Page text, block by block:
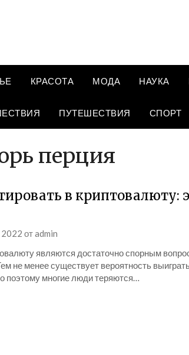
КРАСОТА МОДА НАУКА
ПУТЕШЕСТВИЯ СПОРТ
перция
в криптовалюту:
2022 отadmin
являются достаточно спорным
не менее существует вероятность
поэтому многие люди теряются…